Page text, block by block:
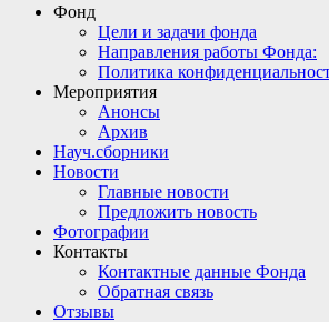
Основное
Фонд
Цели и задачи фонда
Направления работы Фонда:
Политика
Мероприятия
Анонсы
Архив
Науч.сборники
Новости
Главные новости
Предложить новость
Фотографии
Контакты
Контактные данные Фонда
Обратная связь
Отзывы